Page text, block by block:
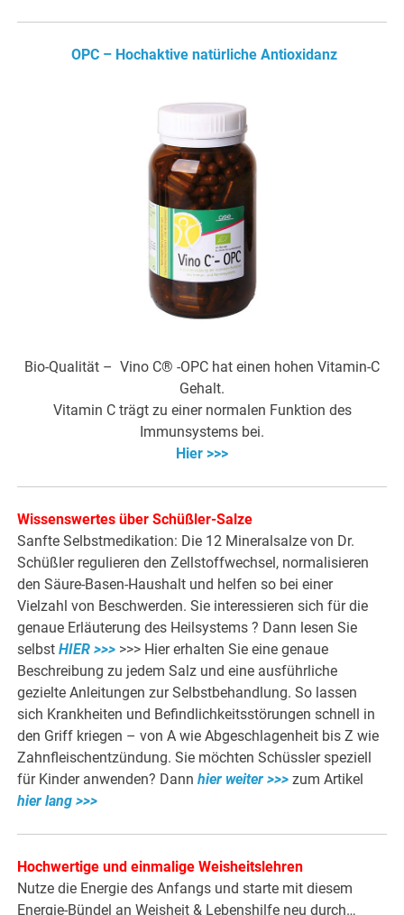
OPC – Hochaktive natürliche Antioxidanz
Bio-Qualität – Vino C® -OPC hat einen hohen Vitamin-C
Gehalt.
Vitamin C trägt zu einer normalen Funktion des
Immunsystems bei.
Hier >>>
Wissenswertes über Schüßler-Salze
Sanfte Selbstmedikation: Die 12 Mineralsalze von Dr.
Schüßler regulieren den Zellstoffwechsel, normalisieren
den Säure-Basen-Haushalt und helfen so bei einer
Vielzahl von Beschwerden. Sie interessieren sich für die
genaue Erläuterung des Heilsystems ? Dann lesen Sie
selbstHIER >>> >>> Hier erhalten Sie eine genaue
Beschreibung zu jedem Salz und eine ausführliche
gezielte Anleitungen zur Selbstbehandlung. So lassen
sich Krankheiten und Befindlichkeitsstörungen schnell in
den Griff kriegen – von A wie Abgeschlagenheit bis Z wie
Zahnfleischentzündung. Sie möchten Schüssler speziell
für Kinder anwenden? Dannhier weiter >>> zum Artikel
hier lang >>>
Hochwertige und einmalige Weisheitslehren
Nutze die Energie des Anfangs und starte mit diesem
Energie-Bündel an Weisheit & Lebenshilfe neu durch…